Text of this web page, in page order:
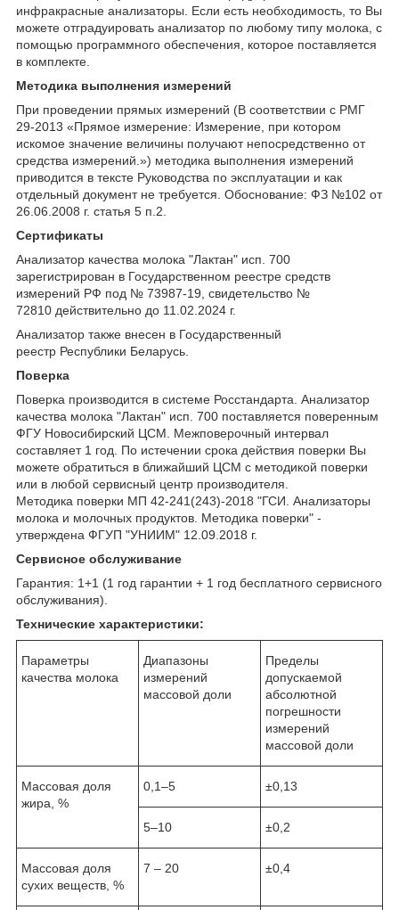
инфракрасные анализаторы. Если есть необходимость, то Вы
можете отградуировать анализатор по любому типу молока, с
помощью программного обеспечения, которое поставляется
в комплекте.
Методика выполнения измерений
При проведении прямых измерений (В соответствии с РМГ
29-2013 «Прямое измерение: Измерение, при котором
искомое значение величины получают непосредственно от
средства измерений.») методика выполнения измерений
приводится в тексте Руководства по эксплуатации и как
отдельный документ не требуется. Обоснование: ФЗ №102 от
26.06.2008 г. статья 5 п.2.
Сертификаты
Анализатор качества молока "Лактан" исп. 700
зарегистрирован в Государственном реестре средств
измерений РФ под № 73987-19, свидетельство №
72810 действительно до 11.02.2024 г.
Анализатор также внесен в Государственный
реестр Республики Беларусь.
Поверка
Поверка производится в системе Росстандарта. Анализатор
качества молока "Лактан" исп. 700 поставляется поверенным
ФГУ Новосибирский ЦСМ. Межповерочный интервал
составляет 1 год. По истечении срока действия поверки Вы
можете обратиться в ближайший ЦСМ с методикой поверки
или в любой сервисный центр производителя.
Методика поверки МП 42-241(243)-2018 "ГСИ. Анализаторы
молока и молочных продуктов. Методика поверки" -
утверждена ФГУП "УНИИМ" 12.09.2018 г.
Сервисное обслуживание
Гарантия: 1+1 (1 год гарантии + 1 год бесплатного сервисного
обслуживания).
Технические характеристики:
Параметры
качества молока
Диапазоны
измерений
массовой доли
Пределы
допускаемой
абсолютной
погрешности
измерений
массовой доли
Массовая доля
жира, %
0,1–5 ±0,13
5–10 ±0,2
Массовая доля
сухих веществ, %
7 – 20 ±0,4